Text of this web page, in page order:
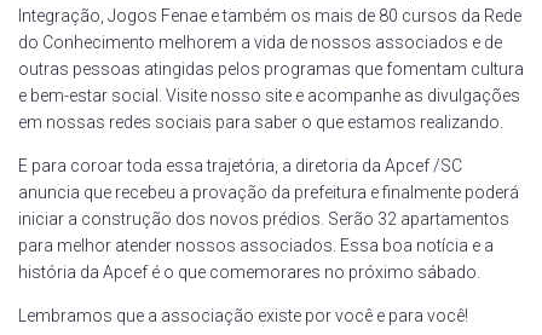
Integração, Jogos Fenae e também os mais de 80 cursos da Rede
do Conhecimento melhorem a vida de nossos associados e de
outras pessoas atingidas pelos programas que fomentam cultura
e bem-estar social. Visite nosso site e acompanhe as divulgações
em nossas redes sociais para saber o que estamos realizando.
E para coroar toda essa trajetória, a diretoria da Apcef /SC
anuncia que recebeu a provação da prefeitura e finalmente poderá
iniciar a construção dos novos prédios. Serão 32 apartamentos
para melhor atender nossos associados. Essa boa notícia e a
história da Apcef é o que comemorares no próximo sábado.
Lembramos que a associação existe por você e para você!